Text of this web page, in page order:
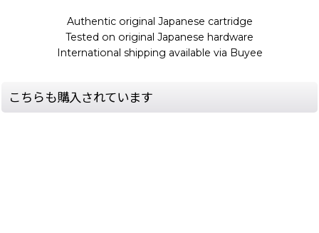
Authentic original Japanese cartridge
Tested on original Japanese hardware
International shipping available via Buyee
こちらも購入されています